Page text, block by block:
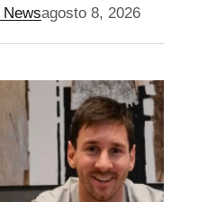
agosto 8, 2026